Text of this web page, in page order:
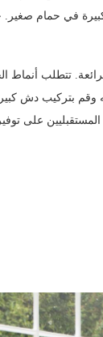
كبيرة في حمام
تتطلب أنماط
بتركيب دش
على توفير